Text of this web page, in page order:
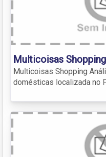
Multicoisas
Multicoisas Shopping
domésticas localizada no